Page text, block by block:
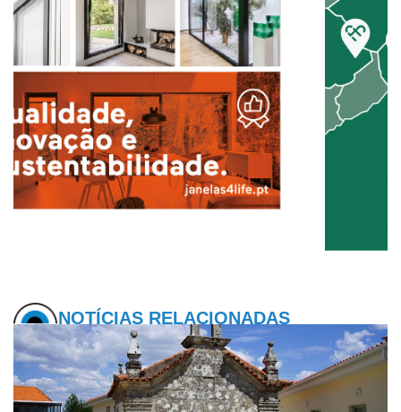
NOTÍCIAS RELACIONADAS